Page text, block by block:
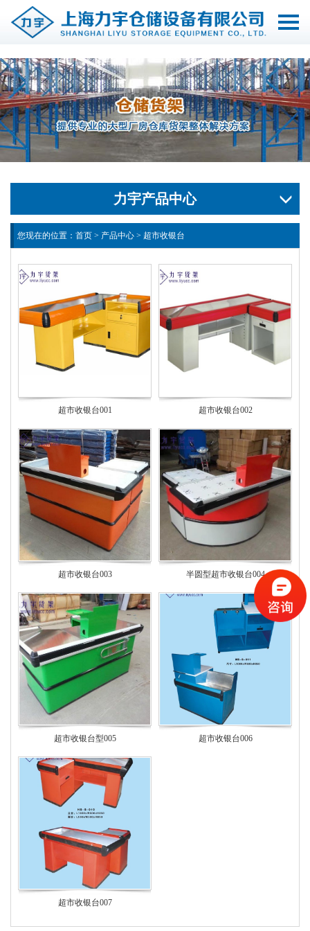
切
航
力宇产品中心
您现在的位置： 首页 > 产品中心 > 超市收银台
超市收银台001 超市收银台002
超市收银台003 半圆型超市收银台004
超市收银台型005 超市收银台006
超市收银台007